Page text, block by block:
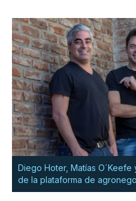
Diego Hoter, Matías
de la plataforma de